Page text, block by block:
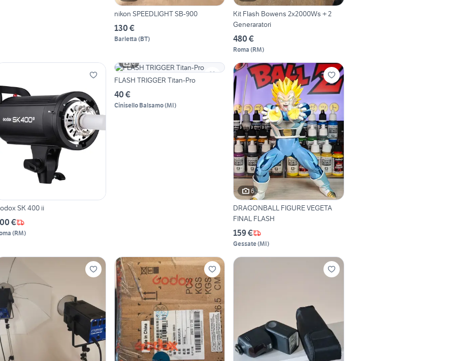
nikon SPEEDLIGHT SB-900
130 €
Barletta (BT)
Kit Flash Bowens 2x2000Ws + 2
Generaratori
480 €
Roma (RM)
SK 400 ii
€
(RM)
6
FLASH TRIGGER Titan-Pro
40 €
Cinisello Balsamo(MI)
6
DRAGONBALL FIGURE VEGETA
FINAL FLASH
159 €
Gessate(MI)